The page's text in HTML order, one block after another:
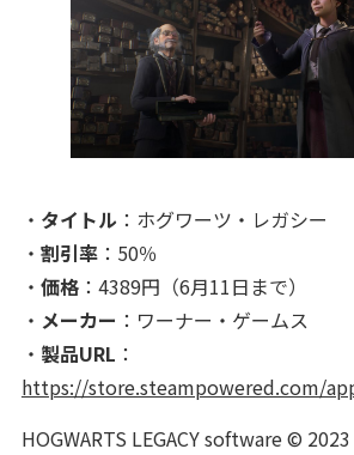
・ タイトル ：ホグワーツ・レガシー
・ 割引率：50％
・ 価格：4389円（6月11日まで）
・ メーカー ：ワーナー・ゲームス
・ 製品URL ：
https://store.steampowered.com/
HOGWARTS LEGACY software ©